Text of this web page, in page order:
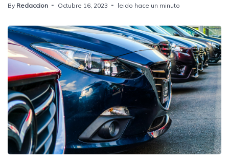
By Redaccion Octubre 16, 2023 leido hace un minuto